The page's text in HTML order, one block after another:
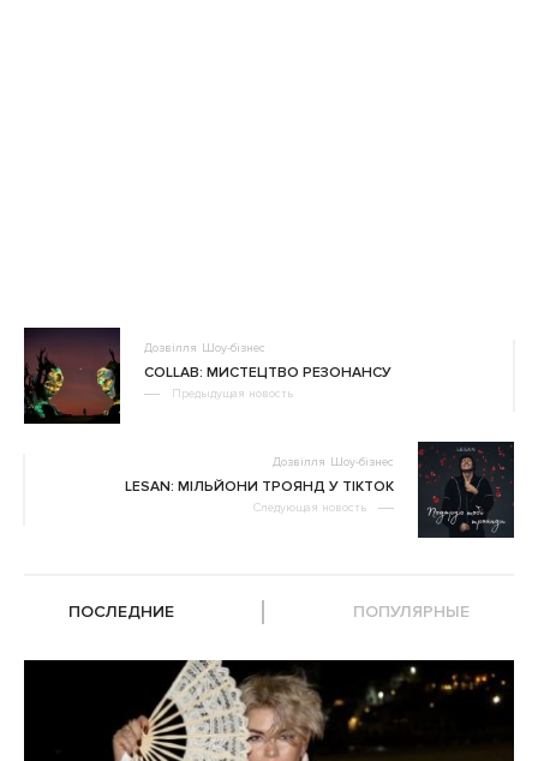
Дозвілля Шоу-бізнес
COLLAB: МИСТЕЦТВО РЕЗОНАНСУ
Предыдущая новость
Дозвілля Шоу-бізнес
LESAN: МІЛЬЙОНИ ТРОЯНД У TIKTOK
Следующая новость
ПОСЛЕДНИЕ ПОПУЛЯРНЫЕ